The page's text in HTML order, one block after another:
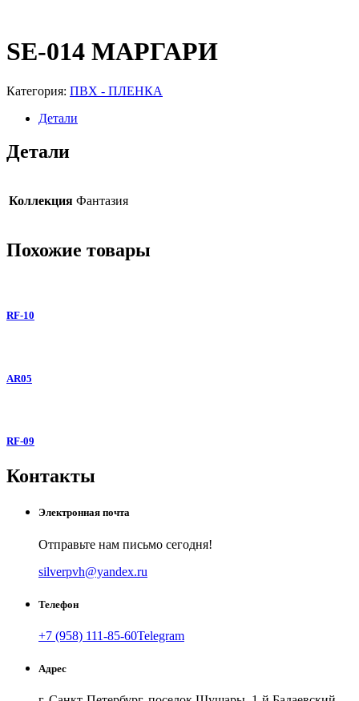
SE-014 МАРГАРИ
Категория: ПВХ - ПЛЕНКА
Детали
Детали
Коллекция Фантазия
Похожие товары
RF-10
AR05
RF-09
Контакты
Электронная почта
Отправьте нам письмо сегодня!
silverpvh@yandex.ru
Телефон
+7 (958) 111-85-60Telegram
Адрес